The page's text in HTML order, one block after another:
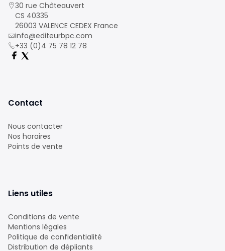
30 rue Châteauvert
CS 40335
26003 VALENCE CEDEX France
info@editeurbpc.com
+33 (0)4 75 78 12 78
Contact
Nous contacter
Nos horaires
Points de vente
Liens utiles
Conditions de vente
Mentions légales
Politique de confidentialité
Distribution de dépliants